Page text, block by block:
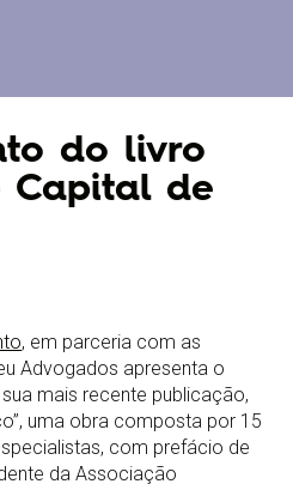
do livro
Capital de
, em parceria com as
Advogados apresenta o
mais recente publicação,
uma obra composta por 15
com prefácio de
da Associação